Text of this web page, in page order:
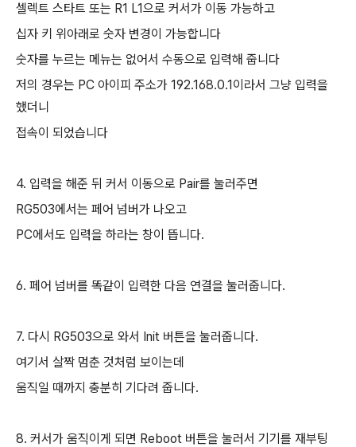
셀렉트 스타트 또는 R1 L1으로 커서가 이동 가능하고
십자 키 위아래로 숫자 변경이 가능합니다
숫자를 누르는 메뉴는 없어서 수동으로 입력해 줍니다
저의 경우는 PC 아이피 주소가 192.168.0.1이라서 그냥 입력을
했더니
접속이 되었습니다
4. 입력을 해준 뒤 커서 이동으로 Pair를 눌러주면
RG503에서는 페어 넘버가 나오고
PC에서도 입력을 하라는 창이 뜹니다.
6. 페어 넘버를 똑같이 입력한 다음 연결을 눌러줍니다.
7. 다시 RG503으로 와서 Init 버튼을 눌러줍니다.
여기서 살짝 멈춘 것처럼 보이는데
움직일 때까지 충분히 기다려 줍니다.
8. 커서가 움직이게 되면 Reboot 버튼을 눌러서 기기를 재부팅